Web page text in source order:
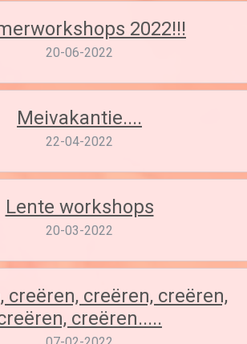
2022!!!
20-06-2022
Meivakantie....
22-04-2022
Lente workshops
20-03-2022
creëren, creëren, creëren,
creëren.....